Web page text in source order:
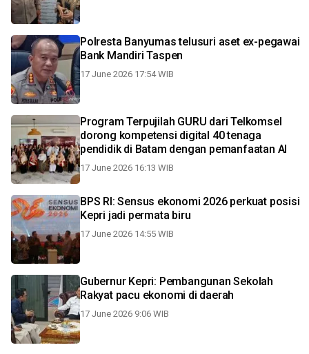
Polresta Banyumas telusuri aset ex-pegawai
Bank Mandiri Taspen
17 June 2026 17:54 WIB
Program Terpujilah GURU dari Telkomsel
dorong kompetensi digital 40 tenaga
pendidik di Batam dengan pemanfaatan AI
17 June 2026 16:13 WIB
BPS RI: Sensus ekonomi 2026 perkuat posisi
Kepri jadi permata biru
17 June 2026 14:55 WIB
Gubernur Kepri: Pembangunan Sekolah
Rakyat pacu ekonomi di daerah
17 June 2026 9:06 WIB